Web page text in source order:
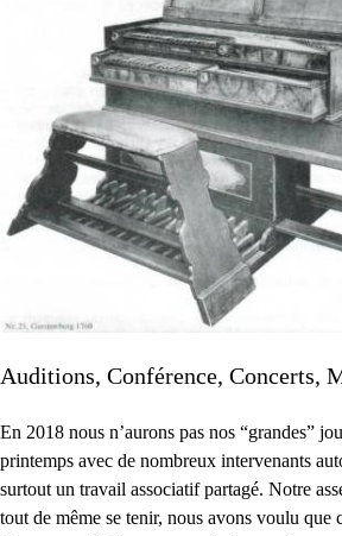
Auditions, Conférence, Concerts,
En 2018 nous n’aurons pas nos “grandes”
printemps avec de nombreux intervenants
surtout un travail associatif partagé. Notre
tout de même se tenir, nous avons voulu que